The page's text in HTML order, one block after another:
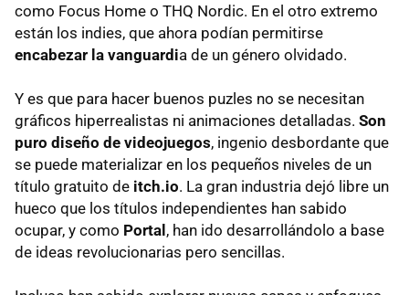
como Focus Home o THQ Nordic. En el otro extremo
están los indies, que ahora podían permitirse
encabezar la vanguardia de un género olvidado.
Y es que para hacer buenos puzles no se necesitan
gráficos hiperrealistas ni animaciones detalladas. Son
puro diseño de videojuegos, ingenio desbordante que
se puede materializar en los pequeños niveles de un
título gratuito de itch.io. La gran industria dejó libre un
hueco que los títulos independientes han sabido
ocupar, y como Portal , han ido desarrollándolo a base
de ideas revolucionarias pero sencillas.